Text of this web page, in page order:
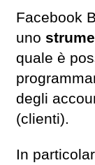
Facebook
uno
quale è
degli
(clienti).
In